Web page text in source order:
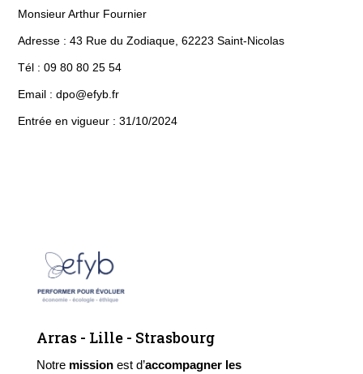
Monsieur Arthur Fournier
Adresse : 43 Rue du Zodiaque, 62223 Saint-Nicolas
Tél : 09 80 80 25 54
Email :dpo@efyb.fr
Entrée en vigueur : 31/10/2024
Arras - Lille - Strasbourg
Notre missionest d’accompagner les